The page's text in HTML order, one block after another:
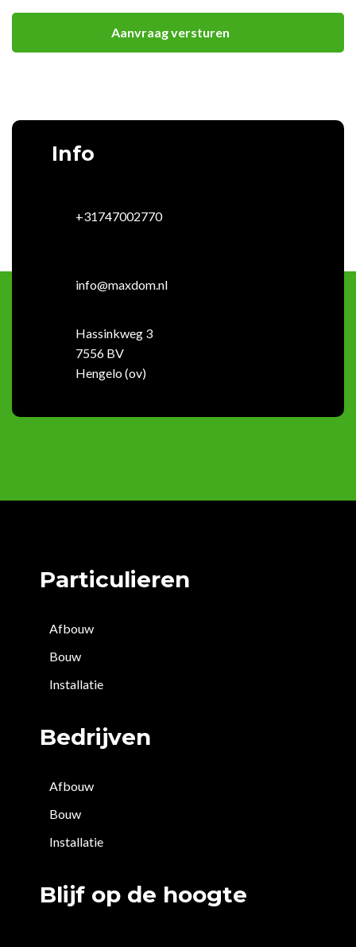
Info
+31747002770
info@maxdom.nl
Hassinkweg 3
7556 BV
Hengelo (ov)
Particulieren
Afbouw
Bouw
Installatie
Bedrijven
Afbouw
Bouw
Installatie
Blijf op de hoogte